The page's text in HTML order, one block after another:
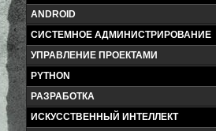
ANDROID
СИСТЕМНОЕ АДМИНИСТРИРОВАНИЕ
УПРАВЛЕНИЕ ПРОЕКТАМИ
PYTHON
РАЗРАБОТКА
ИСКУССТВЕННЫЙ ИНТЕЛЛЕКТ